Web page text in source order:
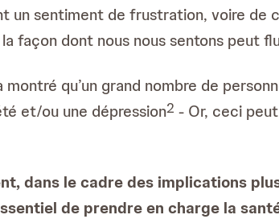
un sentiment de frustration, voire de
façon dont nous nous sentons peut
montré qu’un grand nombre de
et/ou une dépression2 - Or, ceci
dans le cadre des implications
de prendre en charge la